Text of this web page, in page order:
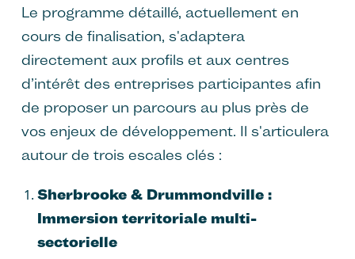
Le programme détaillé, actuellement en
cours de finalisation, s'adaptera
directement aux profils et aux centres
d’intérêt des entreprises participantes afin
de proposer un parcours au plus près de
vos enjeux de développement. Il s'articulera
autour de trois escales clés :
Sherbrooke & Drummondville :
Immersion territoriale multi-
sectorielle